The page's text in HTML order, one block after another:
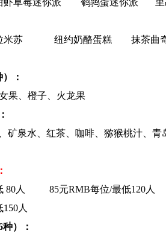
虾草莓迷你派 鹌鹑蛋迷你派
米苏 纽约奶酪蛋糕
抹茶曲
：
果、橙子、火龙果
矿泉水、红茶、咖啡、猕猴桃汁、青
80人 85元RMB每位/最低120人
人
）：